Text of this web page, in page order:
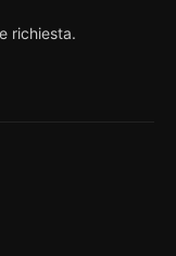
richiesta.